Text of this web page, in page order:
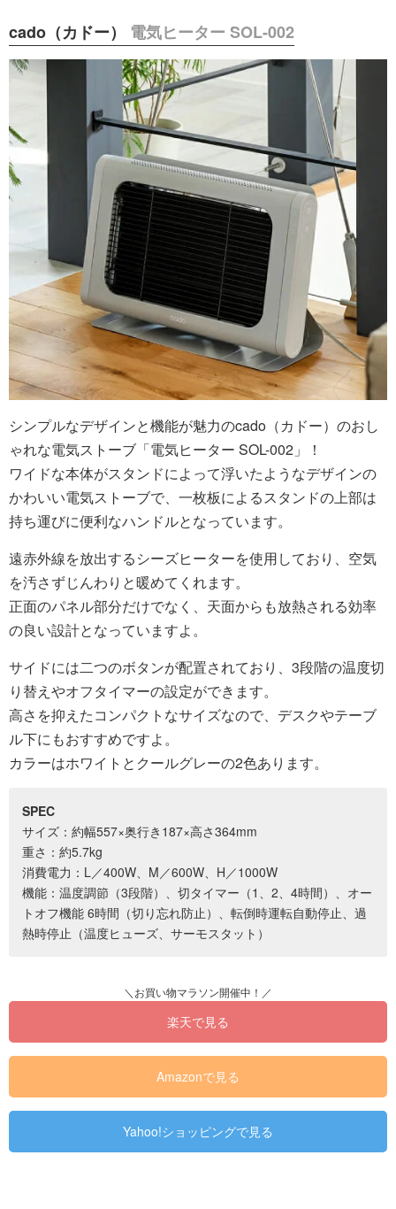
cado（カドー） 電気ヒーター SOL-002
シンプルなデザインと機能が魅力のcado（カドー）のおし
ゃれな電気ストーブ「電気ヒーター SOL-002」！
ワイドな本体がスタンドによって浮いたようなデザインの
かわいい電気ストーブで、一枚板によるスタンドの上部は
持ち運びに便利なハンドルとなっています。
遠赤外線を放出するシーズヒーターを使用しており、空気
を汚さずじんわりと暖めてくれます。
正面のパネル部分だけでなく、天面からも放熱される効率
の良い設計となっていますよ。
サイドには二つのボタンが配置されており、3段階の温度切
り替えやオフタイマーの設定ができます。
高さを抑えたコンパクトなサイズなので、デスクやテーブ
ル下にもおすすめですよ。
カラーはホワイトとクールグレーの2色あります。
SPEC
サイズ：約幅557×奥行き187×高さ364mm
重さ：約5.7kg
消費電力：L／400W、M／600W、H／1000W
機能：温度調節（3段階）、切タイマー（1、2、4時間）、オー
トオフ機能 6時間（切り忘れ防止）、転倒時運転自動停止、過
熱時停止（温度ヒューズ、サーモスタット）
楽天で見る
Amazonで見る
Yahoo!ショッピングで見る